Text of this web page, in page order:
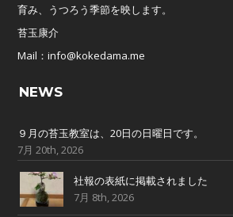
育み、うつろう季節を映します。
苔玉康介
Mail：info@kokedama.me
NEWS
９月の苔玉教室は、20日の日曜日です。
7月 20th, 2026
社報の表紙に掲載されました
7月 8th, 2026